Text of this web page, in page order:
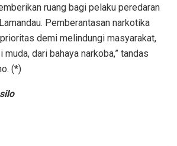
ruang bagi pelaku peredaran
Pemberantasan narkotika
demi melindungi masyarakat,
dari bahaya narkoba,” tandas
(*)